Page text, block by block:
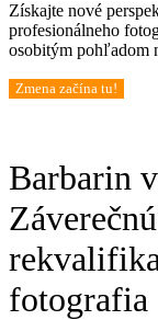
Získajte nové
profesionálneho
osobitým pohľadom
Zmena začína tu!
Barbarin
fotografia